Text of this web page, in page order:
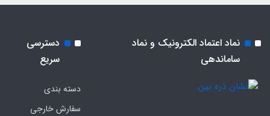
نماد اعتماد الکترونیک و نماد
ساماندهی
دسترسی
سریع
دسته بندی
سفارش خارجی